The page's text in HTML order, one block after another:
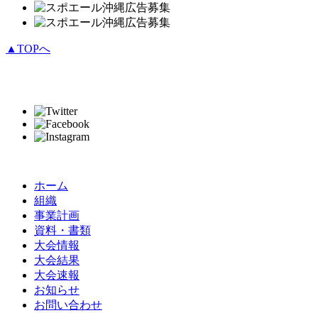
▲TOPへ
ホーム
組織
事業計画
資料・書類
大会情報
大会結果
大会速報
お知らせ
お問い合わせ